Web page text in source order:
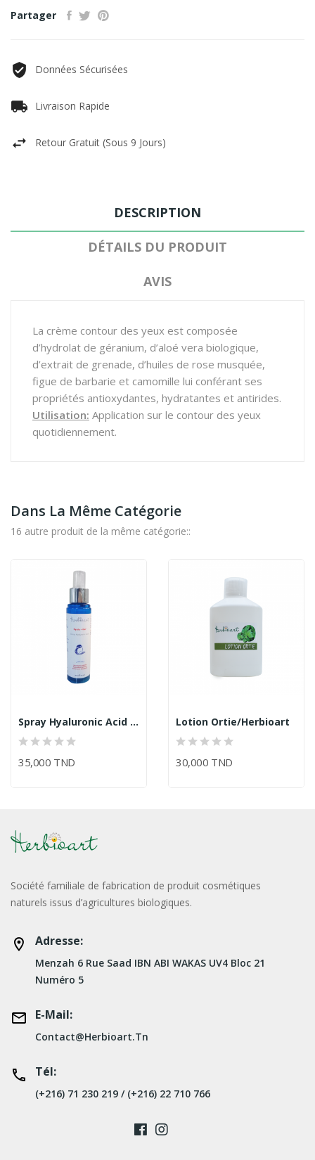
Partager
Données Sécurisées
Livraison Rapide
Retour Gratuit (sous 9 Jours)
DESCRIPTION
DÉTAILS DU PRODUIT
AVIS
La crème contour des yeux est composée
d’hydrolat de géranium, d’aloé vera biologique,
d’extrait de grenade, d’huiles de rose musquée,
figue de barbarie et camomille lui conférant ses
propriétés antioxydantes, hydratantes et antirides.
Utilisation: Application sur le contour des yeux
quotidiennement.
Dans La Même Catégorie
16 autre produit de la même catégorie::
Spray Hyaluronic Acid Hyalu - Hair /Herbioart
35,000 TND
Lotion Ortie/Herbioart
30,000 TND
Société familiale de fabrication de produit cosmétiques
naturels issus d’agricultures biologiques.
Adresse:
Menzah 6 Rue Saad IBN ABI WAKAS UV4 Bloc 21
Numéro 5
E-Mail:
Contact@herbioart.tn
Tél:
(+216) 71 230 219 / (+216) 22 710 766